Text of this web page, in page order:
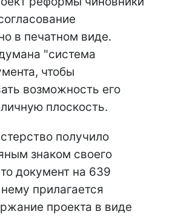
в печатном виде.
"система
чтобы
возможность его
плоскость.
получило
знаком своего
документ на 639
прилагается
проекта в виде